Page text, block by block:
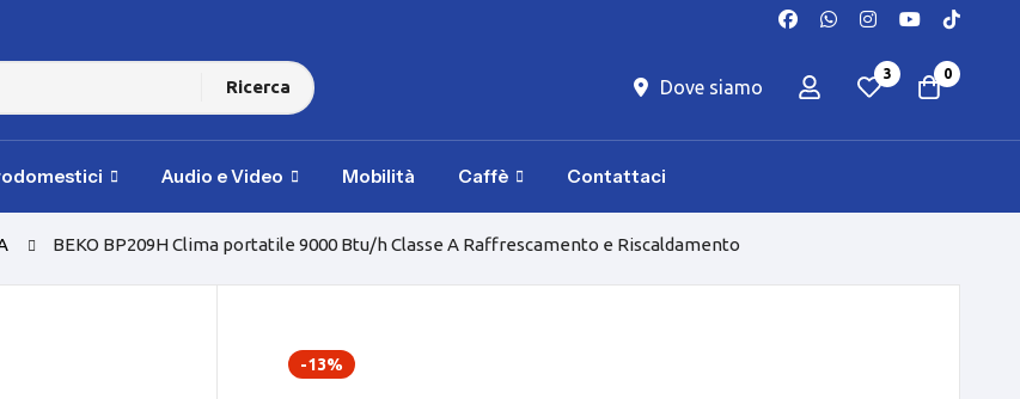
Ricerca Dove siamo
3 0
Audio e Video Mobilità Caffè Contattaci
BEKO BP209H Clima portatile 9000 Btu/h Classe A Raffrescamento e Riscaldamento
-13%